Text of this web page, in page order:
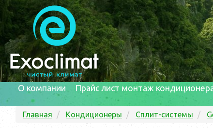
О компании Прайс лист монтаж
Главная Кондиционеры Сплит-системы